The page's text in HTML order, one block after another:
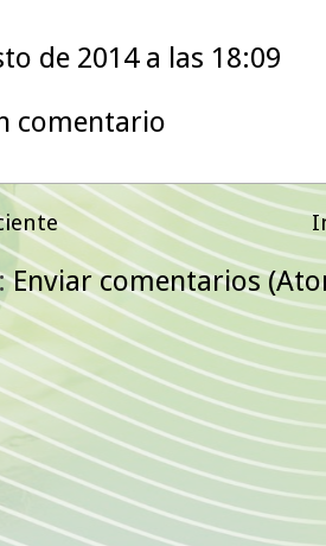
de 2014 a las 18:09
comentario
Enviar comentarios